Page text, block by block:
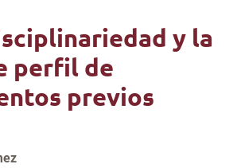
y la
perfil de
previos